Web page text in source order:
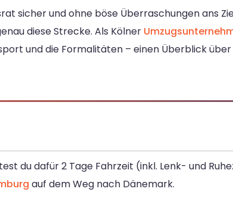
sicher und ohne böse Überraschungen ans
diese Strecke. Als Kölner
und die Formalitäten – einen Überblick
du dafür 2 Tage Fahrzeit (inkl. Lenk- und
auf dem Weg nach Dänemark.